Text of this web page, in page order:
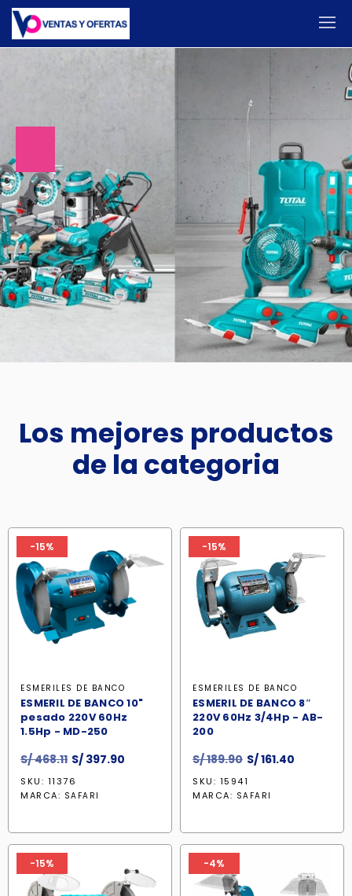
Los mejores productos
de la categoria
-15%
ESMERILES DE BANCO
ESMERIL DE BANCO 10"
pesado 220V 60Hz
1.5Hp - MD-250
S/468.11 El
precio
original
S/ 397.90
SKU: 11376
MARCA: SAFARI
-15%
ESMERILES DE BANCO
ESMERIL DE BANCO 8″
220V 60Hz 3/4Hp - AB-
200
S/189.90 El
original
S/161.40
SKU: 15941
MARCA: SAFARI
-15% -4%